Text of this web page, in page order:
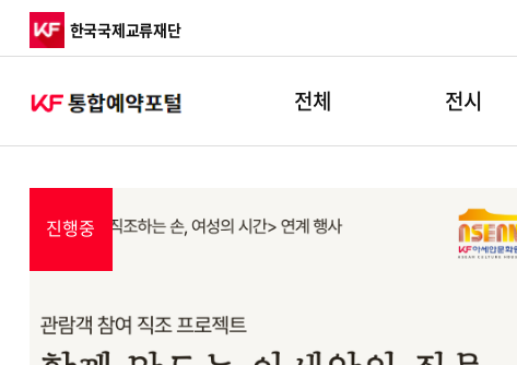
한국국제교류재단
전체 전시
행사안내
진행중